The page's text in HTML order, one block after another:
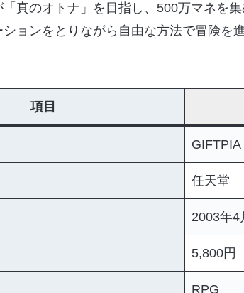
真のオトナ」を目指し、500万マネを
ョンをとりながら自由な方法で冒険を
項目
GIFTPIA
任天堂
2003年4
5,800円
RPG